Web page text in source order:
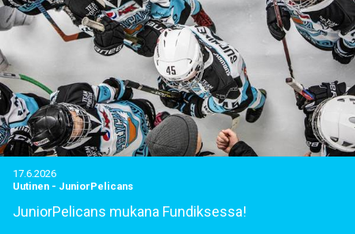
17.6.2026
Uutinen - JuniorPelicans
JuniorPelicans mukana Fundiksessa!